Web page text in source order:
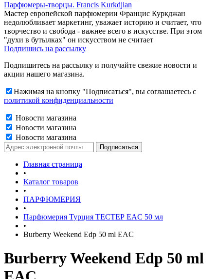
Парфюмеры-творцы. Francis Kurkdjian
Мастер европейской парфюмерии Францис Куркджан
недолюбливает маркетинг, уважает историю и считает, что
творчество и свобода - важнее всего в искусстве. При этом
"духи в бутылках" он искусством не считает
Подпишись на рассылку
Подпишитесь на рассылку и получайте свежие новости и
акции нашего магазина.
Нажимая на кнопку "Подписаться", вы соглашаетесь с
политикой конфиденциальности
Новости магазина
Новости магазина
Новости магазина
Главная страница
•
Каталог товаров
•
ПАРФЮМЕРИЯ
•
Парфюмерия Турция ТЕСТЕР EAC 50 мл
•
Burberry Weekend Edp 50 ml EAC
Burberry Weekend Edp 50 ml